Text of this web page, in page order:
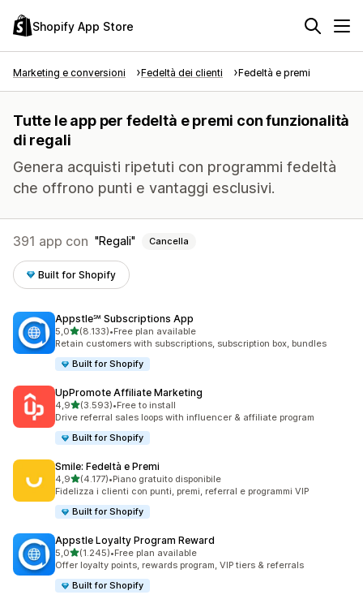
Shopify App Store
Marketing e conversioni Fedeltà dei clienti Fedeltà e premi
Tutte le app per fedeltà e premi con funzionalità
di regali
Genera acquisti ripetuti con programmi fedeltà
che offrono punti e vantaggi esclusivi.
391 app con Regali Cancella
Built for Shopify
Appstle℠ Subscriptions App
5,0stelle su 5
(8.133)
8133 recensioni totali
•Free plan available
Retain customers with subscriptions, subscription box, bundles
Built for Shopify
UpPromote Affiliate Marketing
4,9stelle su 5
(3.593)
3593 recensioni totali
•Free to install
Drive referral sales loops with influencer & affiliate program
Built for Shopify
Smile: Fedeltà e Premi
4,9stelle su 5
(4.177)
4177 recensioni totali
•Piano gratuito disponibile
Fidelizza i clienti con punti, premi, referral e programmi VIP
Built for Shopify
Appstle Loyalty Program Reward
5,0stelle su 5
(1.245)
1245 recensioni totali
•Free plan available
Offer loyalty points, rewards program, VIP tiers & referrals
Built for Shopify